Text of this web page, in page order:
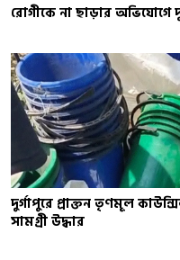
রোগীকে না ছাড়ার অভিযোগে
দুর্গাপুরে প্রাক্তন তৃণমূল
সামগ্রী উদ্ধার